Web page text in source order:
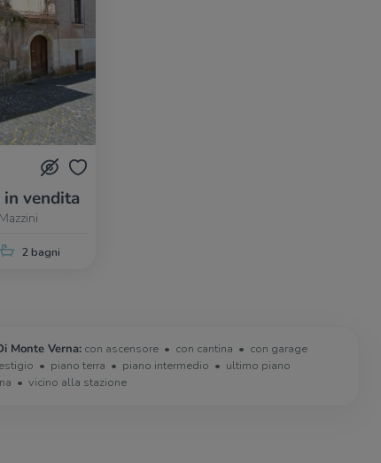
in vendita
2 bagni
Monte Verna: con ascensore con cantina
con garage
piano terra piano intermedio
ultimo piano
vicino alla stazione